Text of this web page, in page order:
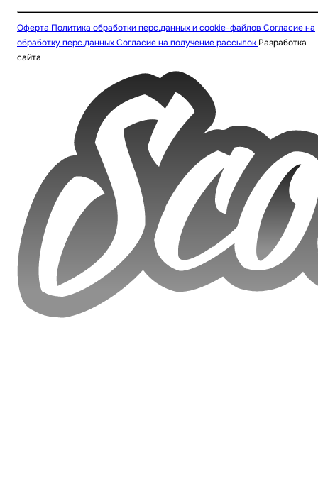
Оферта Политика обработки перс.данных и cookie-файлов Согласие на
обработку перс.данныхСогласие на получение рассылок Разработка
сайта